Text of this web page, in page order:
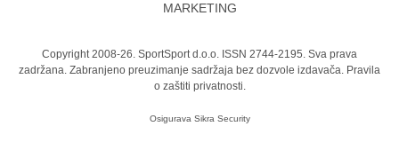
MARKETING
Copyright 2008-26. SportSport d.o.o. ISSN 2744-2195. Sva prava
zadržana. Zabranjeno preuzimanje sadržaja bez dozvole izdavača. Pravila
o zaštiti privatnosti.
Osigurava Sikra Security